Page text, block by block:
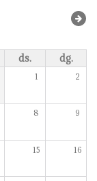
ds. dg.
1 2
8 9
15 16